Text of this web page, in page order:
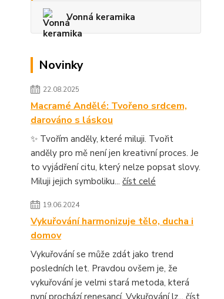
Vonná keramika
Novinky
22.08.2025
Macramé Andělé: Tvořeno srdcem,
darováno s láskou
✨ Tvořím anděly, které miluji. Tvořit
anděly pro mě není jen kreativní proces. Je
to vyjádření citu, který nelze popsat slovy.
Miluji jejich symboliku... číst celé
19.06.2024
Vykuřování harmonizuje tělo, ducha i
domov
Vykuřování se může zdát jako trend
posledních let. Pravdou ovšem je, že
vykuřování je velmi stará metoda, která
nyní prochází renesancí. Vykuřování lz... číst